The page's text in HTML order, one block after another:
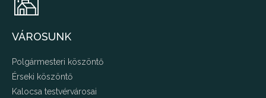
VÁROSUNK
Polgármesteri köszöntő
Érseki köszöntő
Kalocsa testvérvárosai